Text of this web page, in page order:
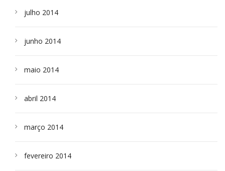
julho 2014
junho 2014
maio 2014
abril 2014
março 2014
fevereiro 2014